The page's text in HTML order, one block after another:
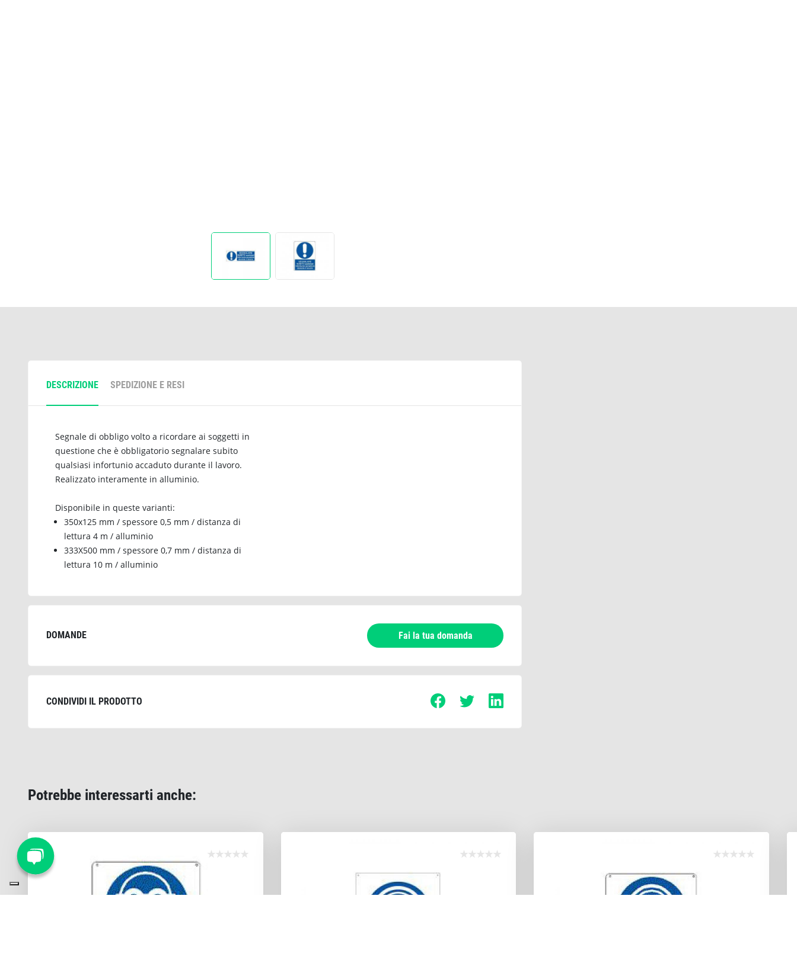
DESCRIZIONE SPEDIZIONE E RESI
Segnale di obbligo volto a ricordare ai soggetti in
questione che è obbligatorio segnalare subito
qualsiasi infortunio accaduto durante il lavoro.
Realizzato interamente in alluminio.
Disponibile in queste varianti:
350x125 mm / spessore 0,5 mm / distanza di
lettura 4 m / alluminio
333X500 mm / spessore 0,7 mm / distanza di
lettura 10 m / alluminio
DOMANDE Fai la tua domanda
CONDIVIDI IL PRODOTTO
Potrebbe interessarti anche: